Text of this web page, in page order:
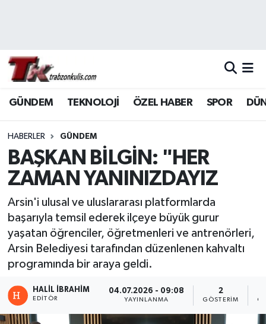
GÜNDEM TEKNOLOJİ ÖZEL HABER SPOR
HABERLER GÜNDEM
BAŞKAN BİLGİN: "HER
ZAMAN YANINIZDAYIZ
Arsin'i ulusal ve uluslararası platformlarda
başarıyla temsil ederek ilçeye büyük gurur
yaşatan öğrenciler, öğretmenleri ve antrenörleri,
Arsin Belediyesi tarafından düzenlenen kahvaltı
programında bir araya geldi.
HALİL İBRAHİM
EDITÖR
04.07.2026 - 09:08
YAYINLANMA
2
GÖSTERIM
Trabzon Hava Durumu
Trabzon Namaz Vakitleri
Trabzon Trafik Yoğunluk Haritası
Süper Lig Puan Durumu ve Fikstür
Tüm Manşetler
Son Dakika Haberleri
Haber Arşivi